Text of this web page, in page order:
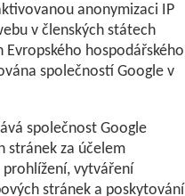
anonymizaci IP
v členských státech
Evropského hospodářského
společností Google v
společnost Google
stránek za účelem
vytváření
stránek a poskytování